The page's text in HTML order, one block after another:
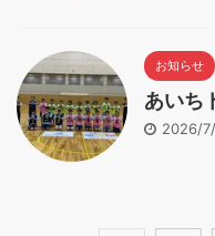
お知らせ
あいち
2026/